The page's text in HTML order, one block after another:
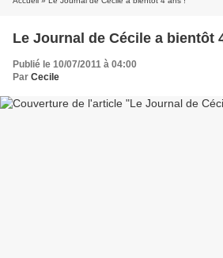
Le Journal de Cécile a bientôt
Publié le 10/07/2011 à 04:00
Par Cecile